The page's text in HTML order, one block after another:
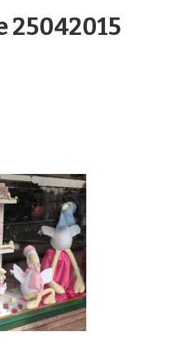
25042015